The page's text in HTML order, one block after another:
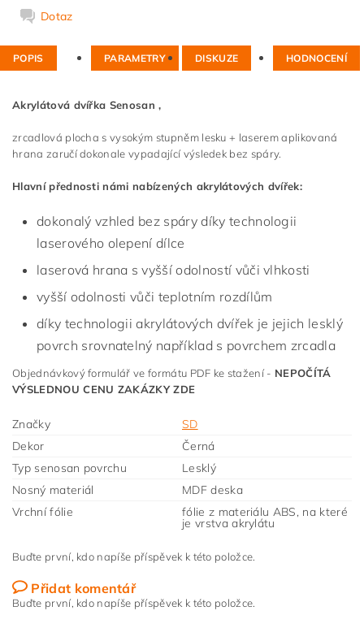
Dotaz
POPIS PARAMETRY DISKUZE HODNOCENÍ
Akrylátová dvířka Senosan ,
zrcadlová plocha s vysokým stupněm lesku + laserem aplikovaná
hrana zaručí dokonale vypadající výsledek bez spáry.
Hlavní přednosti námi nabízených akrylátových dvířek:
dokonalý vzhled bez spáry díky technologii
laserového olepení dílce
laserová hrana s vyšší odolností vůči vlhkosti
vyšší odolnosti vůči teplotním rozdílům
díky technologii akrylátových dvířek je jejich lesklý
povrch srovnatelný například s povrchem zrcadla
Objednávkový formulář ve formátu PDF ke stažení - NEPOČÍTÁ
VÝSLEDNOU CENU ZAKÁZKY ZDE
Značky
SD
Dekor
Černá
Typ senosan povrchu
Lesklý
Nosný materiál
MDF deska
Vrchní fólie
fólie z materiálu ABS, na které
je vrstva akrylátu
Buďte první, kdo napíše příspěvek k této položce.
Přidat komentář
Buďte první, kdo napíše příspěvek k této položce.